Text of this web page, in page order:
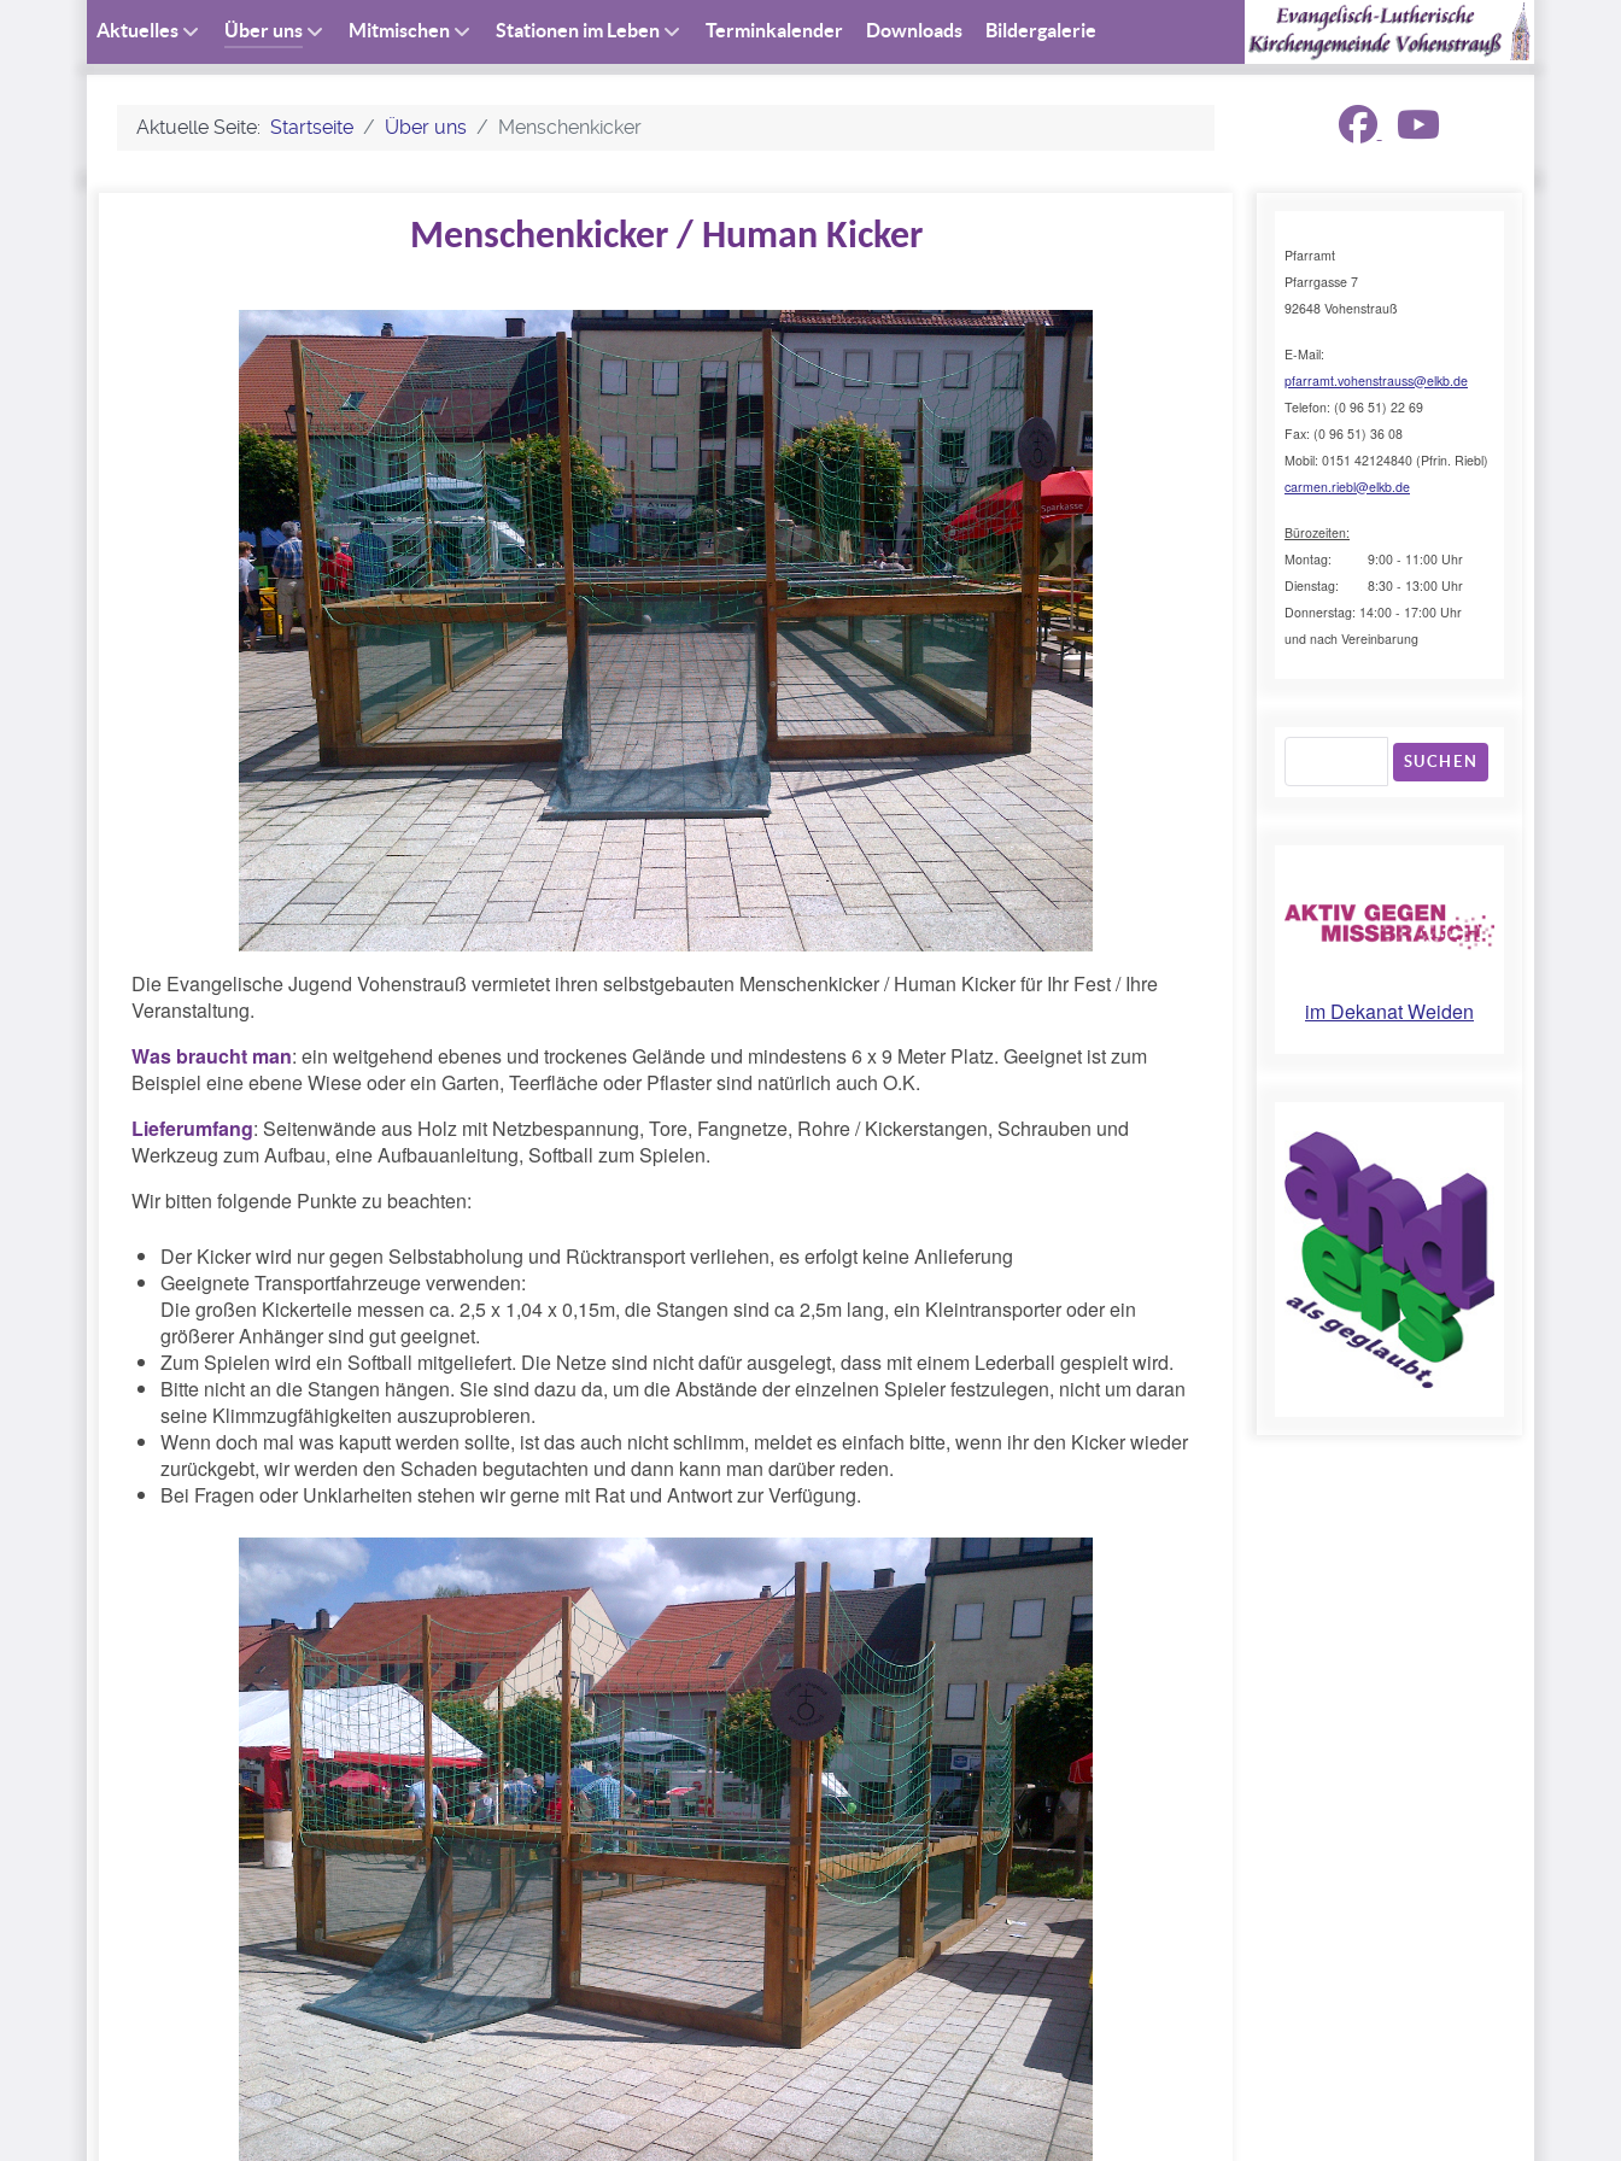
Aktuelles Über uns Mitmischen Stationen im Leben Terminkalender Downloads Bildergalerie
Aktuelle Seite: Startseite Über uns Menschenkicker
Menschenkicker / Human Kicker
Die Evangelische Jugend Vohenstrauß vermietet ihren selbstgebauten Menschenkicker / Human Kicker für Ihr Fest / Ihre
Veranstaltung.
Was braucht man: ein weitgehend ebenes und trockenes Gelände und mindestens 6 x 9 Meter Platz. Geeignet ist zum
Beispiel eine ebene Wiese oder ein Garten, Teerfläche oder Pflaster sind natürlich auch O.K.
Lieferumfang: Seitenwände aus Holz mit Netzbespannung, Tore, Fangnetze, Rohre / Kickerstangen, Schrauben und
Werkzeug zum Aufbau, eine Aufbauanleitung, Softball zum Spielen.
Wir bitten folgende Punkte zu beachten:
Der Kicker wird nur gegen Selbstabholung und Rücktransport verliehen, es erfolgt keine Anlieferung
Geeignete Transportfahrzeuge verwenden:
Die großen Kickerteile messen ca. 2,5 x 1,04 x 0,15m, die Stangen sind ca 2,5m lang, ein Kleintransporter oder ein
größerer Anhänger sind gut geeignet.
Zum Spielen wird ein Softball mitgeliefert. Die Netze sind nicht dafür ausgelegt, dass mit einem Lederball gespielt wird.
Bitte nicht an die Stangen hängen. Sie sind dazu da, um die Abstände der einzelnen Spieler festzulegen, nicht um daran
seine Klimmzugfähigkeiten auszuprobieren.
Wenn doch mal was kaputt werden sollte, ist das auch nicht schlimm, meldet es einfach bitte, wenn ihr den Kicker wieder
zurückgebt, wir werden den Schaden begutachten und dann kann man darüber reden.
Bei Fragen oder Unklarheiten stehen wir gerne mit Rat und Antwort zur Verfügung.
Pfarramt
Pfarrgasse 7
92648 Vohenstrauß
E-Mail:
pfarramt.vohenstrauss@elkb.de
Telefon: (0 96 51) 22 69
Fax: (0 96 51) 36 08
Mobil: 0151 42124840 (Pfrin. Riebl)
carmen.riebl@elkb.de
Bürozeiten:
Montag: 9:00 - 11:00 Uhr
Dienstag: 8:30 - 13:00 Uhr
Donnerstag: 14:00 - 17:00 Uhr
und nach Vereinbarung
SUCHEN
im Dekanat Weiden